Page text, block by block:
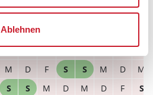
Ablehnen
gewählter Zeitraum
5 6
S M D M D F S
M D F S S M D
M
S S M D M D F
S